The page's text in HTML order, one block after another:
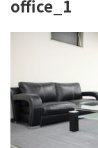
office_1